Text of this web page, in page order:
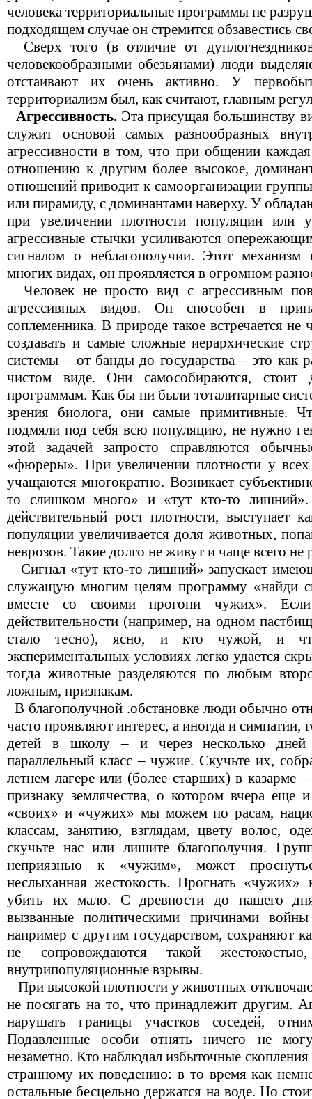
человека территориальные программы не
подходящем случае он стремится обзавестись
Сверх того (в отличие от
человекообразными обезьянами) люди
отстаивают их очень активно. У
территориализм был, как считают, главным
Агрессивность.Эта присущая большинству
служит основой самых разнообразных
агрессивности в том, что при общении
отношению к другим более высокое,
отношений приводит к самоорганизации
или пирамиду, с доминантами наверху. У
при увеличении плотности популяции или
агрессивные стычки усиливаются
сигналом о неблагополучии. Этот
многих видах, он проявляется в огромном
Человек не просто вид с агрессивным
агрессивных видов. Он способен в
соплеменника. В природе такое встречается не
создавать и самые сложные иерархические
системы – от банды до государства – это как
чистом виде. Они самособираются, стоит
программам. Как бы ни были тоталитарные
зрения биолога, они самые примитивные.
подмяли под себя всю популяцию, не нужно
этой задачей запросто справляются
«фюреры». При увеличении плотности у
учащаются многократно. Возникает
то слишком много» и «тут кто-то
действительный рост плотности, выступает
популяции увеличивается доля животных,
неврозов. Такие долго не живут и чаще всего
Сигнал «тут кто-то лишний» запускает
служащую многим целям программу «найди
вместе со своими прогони чужих».
действительности (например, на одном
стало тесно), ясно, и кто чужой, и
экспериментальных условиях легко удается
тогда животные разделяются по любым
ложным, признакам.
В благополучной .обстановке люди обычно
часто проявляют интерес, а иногда и симпатии,
детей в школу – и через несколько дней
параллельный класс – чужие. Скучьте их,
летнем лагере или (более старших) в казарме
признаку землячества, о котором вчера еще
«своих» и «чужих» мы можем по расам,
классам, занятию, взглядам, цвету волос,
скучьте нас или лишите благополучия.
неприязнью к «чужим», может
неслыханная жестокость. Прогнать «чужих»
убить их мало. С древности до нашего
вызванные политическими причинами
например с другим государством, сохраняют
не сопровождаются такой
внутрипопуляционные взрывы.
При высокой плотности у животных
не посягать на то, что принадлежит другим.
нарушать границы участков соседей,
Подавленные особи отнять ничего не
незаметно. Кто наблюдал избыточные
странному их поведению: в то время как
остальные бесцельно держатся на воде. Но